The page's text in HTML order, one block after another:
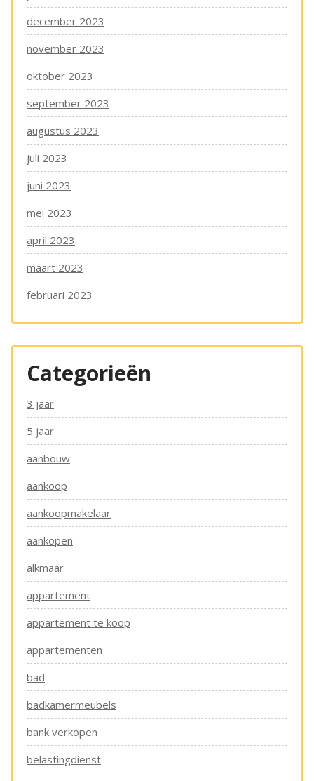
december 2023
november 2023
oktober 2023
september 2023
augustus 2023
juli 2023
juni 2023
mei 2023
april 2023
maart 2023
februari 2023
Categorieën
3 jaar
5 jaar
aanbouw
aankoop
aankoopmakelaar
aankopen
alkmaar
appartement
appartement te koop
appartementen
bad
badkamermeubels
bank verkopen
belastingdienst